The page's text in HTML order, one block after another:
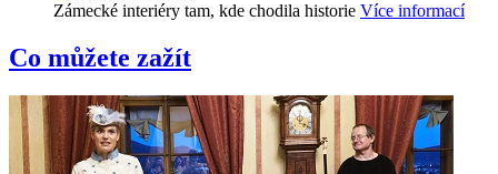
Zámecké interiéry tam, kde chodila historie Více informací
Co můžete zažít